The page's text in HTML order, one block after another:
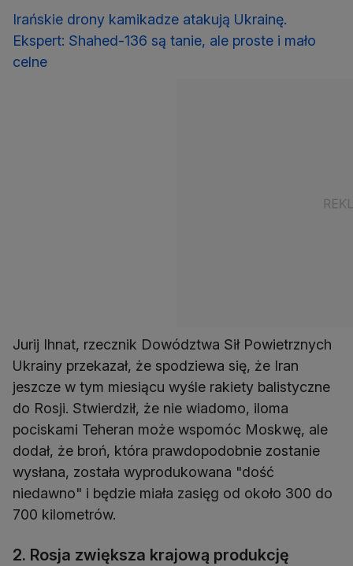
Irańskie drony kamikadze atakują Ukrainę.
Ekspert: Shahed-136 są tanie, ale proste i mało
celne
Jurij Ihnat, rzecznik Dowództwa Sił Powietrznych
Ukrainy przekazał, że spodziewa się, że Iran
jeszcze w tym miesiącu wyśle ​​rakiety balistyczne
do Rosji. Stwierdził, że nie wiadomo, iloma
pociskami Teheran może wspomóc Moskwę, ale
dodał, że broń, która prawdopodobnie zostanie
wysłana, została wyprodukowana "dość
niedawno" i będzie miała zasięg od około 300 do
700 kilometrów.
2. Rosja zwiększa krajową produkcję